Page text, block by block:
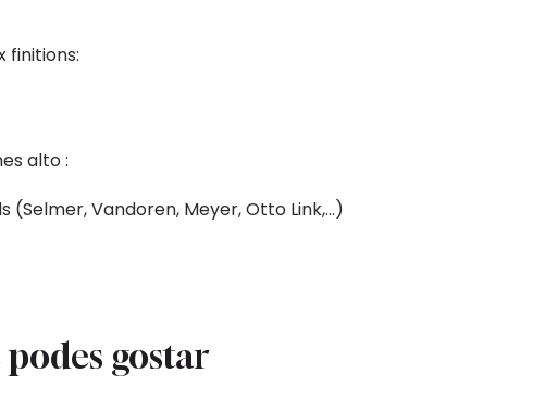
finitions:
alto :
(Selmer, Vandoren, Meyer, Otto Link,…)
gostar